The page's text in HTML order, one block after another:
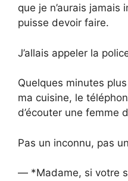
que je n’aurais jamais
puisse devoir faire.
J’allais appeler la
Quelques minutes
ma cuisine, le
d’écouter une femme
Pas un inconnu, pas
— *Madame, si votre